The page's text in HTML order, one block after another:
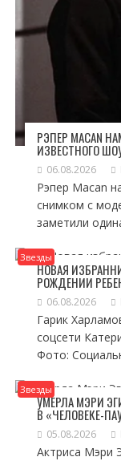
РЭПЕР MACAN
ИЗВЕСТНОГО
06.08.2026
Рэпер Macan
снимком с
заметили
Звезды
НОВАЯ
РОЖДЕНИИ
06.08.2026
Гарик
соцсети
Фото:
Звезды
УМЕРЛА МЭРИ
В «ЧЕЛОВЕКЕ-
05.08.2026
Актриса Мэри